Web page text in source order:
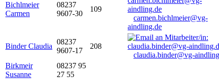
Bichlmeier
Carmen
08237
9607-30
109
carmen.bichlmeier@vg-
aindling.de
Binder Claudia
08237
9607-17
208
claudia.binder@vg-
Birkmeir
Susanne
08237 95
27 55